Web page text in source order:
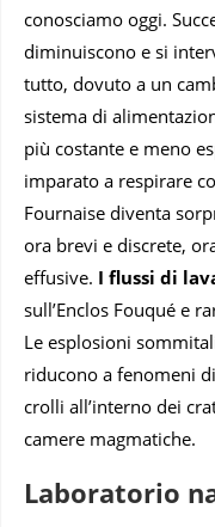
conosciamo oggi.
diminuiscono e si
tutto, dovuto a un
sistema di
più costante e meno
imparato a respirare
Fournaise diventa
ora brevi e discrete,
effusive. I flussi di
sull’Enclos Fouqué e
Le esplosioni
riducono a fenomeni
crolli all’interno dei
camere magmatiche.
Laboratorio